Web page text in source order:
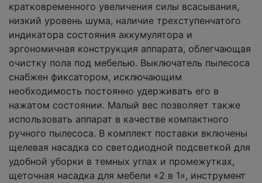
кратковременного увеличения силы всасывания,
низкий уровень шума, наличие трехступенчатого
индикатора состояния аккумулятора и
эргономичная конструкция аппарата, облегчающая
очистку пола под мебелью. Выключатель пылесоса
снабжен фиксатором, исключающим
необходимость постоянно удерживать его в
нажатом состоянии. Малый вес позволяет также
использовать аппарат в качестве компактного
ручного пылесоса. В комплект поставки включены
щелевая насадка со светодиодной подсветкой для
удобной уборки в темных углах и промежутках,
щеточная насадка для мебели «2 в 1», инструмент